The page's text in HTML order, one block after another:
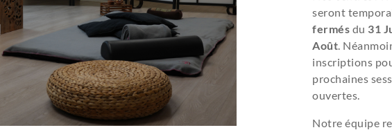
Formatrice à
Altruiste et
intérêts.
cheval de
Voir sa
seront
fermés du 31
Août.
inscriptions
prochaines
ouvertes.
Notre équipe